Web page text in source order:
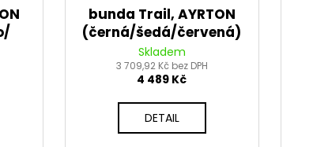
bunda Trail, AYRTON
(černá/šedá/červená)
2026
Skladem
3 709,92 Kč bez DPH
4 489 Kč
DETAIL